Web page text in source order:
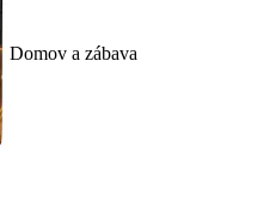
Domov a zábava